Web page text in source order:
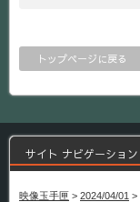
トップページに戻る
サイト ナビゲーション
映像玉手匣 > 2024/04/01 >